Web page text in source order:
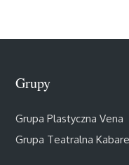
Grupy
Grupa Plastyczna Vena
Grupa Teatralna